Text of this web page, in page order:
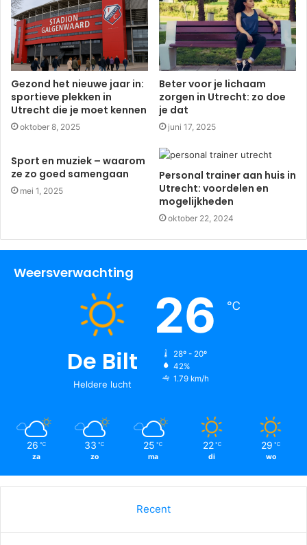
Gezond het nieuwe jaar in:
sportieve plekken in
Utrecht die je moet kennen
oktober 8, 2025
Beter voor je lichaam
zorgen in Utrecht: zo doe
je dat
juni 17, 2025
Sport en muziek – waarom
ze zo goed samengaan
mei 1, 2025
Personal trainer aan huis in
Utrecht: voordelen en
mogelijkheden
oktober 22, 2024
Weersverwachting
De Bilt
Heldere lucht
26 ℃
28º - 20º
42%
1.79 km/h
26 ℃
za
33 ℃
zo
25 ℃
ma
22 ℃
di
29 ℃
wo
Recent